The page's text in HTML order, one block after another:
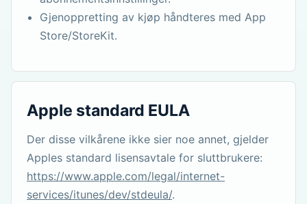
Gjenoppretting av kjøp håndteres med App
Store/StoreKit.
Apple standard EULA
Der disse vilkårene ikke sier noe annet, gjelder
Apples standard lisensavtale for sluttbrukere:
https://www.apple.com/legal/internet-
services/itunes/dev/stdeula/.